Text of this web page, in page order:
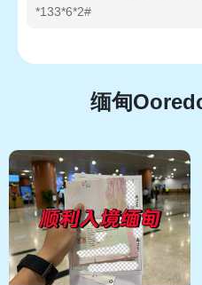
*133*6*2#
缅甸